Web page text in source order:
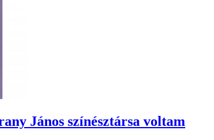
János színésztársa voltam